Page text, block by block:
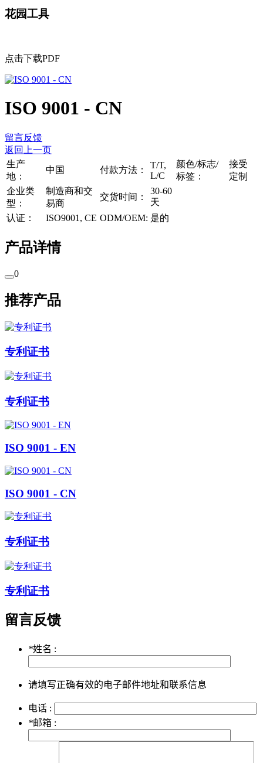
花园工具
点击下载PDF
ISO 9001 - CN
留言反馈
返回上一页
生产
地：
中国 付款方法：
T/T,
L/C
颜色/标志/
标签：
接受
定制
企业类
型：
制造商和交
易商
交货时间：
30-60
天
认证：
ISO9001, CE ODM/OEM: 是的
产品详情
0
推荐产品
专利证书
专利证书
ISO 9001 - EN
ISO 9001 - CN
专利证书
专利证书
留言反馈
*姓名 :
请填写正确有效的电子邮件地址和联系信息
电话 :
*邮箱 :